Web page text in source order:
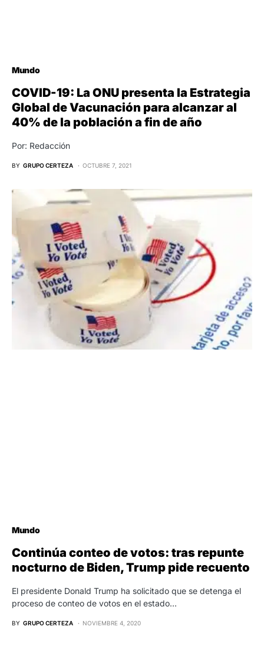
Mundo
COVID-19: La ONU presenta la Estrategia
Global de Vacunación para alcanzar al
40% de la población a fin de año
Por: Redacción
BY GRUPO CERTEZA OCTUBRE 7, 2021
Mundo
Continúa conteo de votos: tras repunte
nocturno de Biden, Trump pide recuento
El presidente Donald Trump ha solicitado que se detenga el
proceso de conteo de votos en el estado…
BY GRUPO CERTEZA NOVIEMBRE 4, 2020